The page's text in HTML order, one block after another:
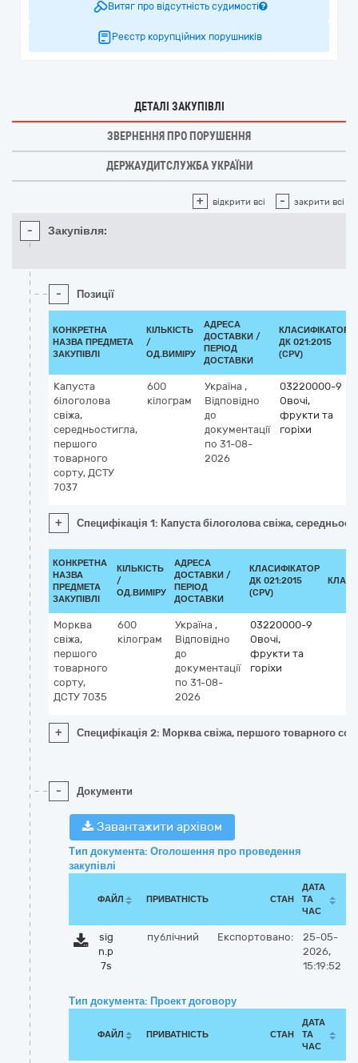
Витяг про відсутність судимості
Реєстр корупційних порушників
ДЕТАЛІ ЗАКУПІВЛІ
ЗВЕРНЕННЯ ПРО ПОРУШЕННЯ
ДЕРЖАУДИТСЛУЖБА УКРАЇНИ
+ відкрити всі - закрити всі
- Закупівля:
- Позиції
КОНКРЕТНА
НАЗВА ПРЕДМЕТА
ЗАКУПІВЛІ
КІЛЬКІСТЬ
/
ОД.ВИМІРУ
АДРЕСА
ДОСТАВКИ /
ПЕРІОД
ДОСТАВКИ
КЛАСИФІКАТОР
ДК 021:2015
(CPV)
Капуста
білоголова
свіжа,
середньостигла,
першого
товарного
сорту, ДСТУ
7037
600
кілограм
Україна ,
Відповідно
до
документації
по 31-08-
2026
03220000-9
Овочі,
фрукти та
горіхи
+ Специфікація 1: Капуста білоголова свіжа,
КОНКРЕТНА
НАЗВА
ПРЕДМЕТА
ЗАКУПІВЛІ
КІЛЬКІСТЬ
/
ОД.ВИМІРУ
АДРЕСА
ДОСТАВКИ /
ПЕРІОД
ДОСТАВКИ
КЛАСИФІКАТОР
ДК 021:2015
(CPV)
Морква
свіжа,
першого
товарного
сорту,
ДСТУ 7035
600
кілограм
Україна ,
Відповідно
до
документації
по 31-08-
2026
03220000-9
Овочі,
фрукти та
горіхи
+ Специфікація 2: Морква свіжа, першого товарного
- Документи
Завантажити архівом
Тип документа: Оголошення про проведення
закупівлі
ФАЙЛ ПРИВАТНІСТЬ СТАН
ДАТА
ТА
ЧАС
sig
n.p
7s
публічний Експортовано:
25-05-
2026,
15:19:52
Тип документа: Проект договору
ФАЙЛ ПРИВАТНІСТЬ СТАН
ДАТА
ТА
ЧАС